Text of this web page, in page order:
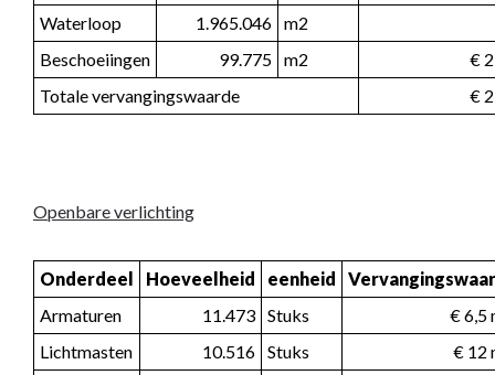
Waterloop
1.965.046 m2
Beschoeiingen
99.775 m2
€
Totale vervangingswaarde
€
Openbare verlichting
Onderdeel Hoeveelheid eenheid
Armaturen
11.473 Stuks
€ 6,5
Lichtmasten
10.516 Stuks
€ 12